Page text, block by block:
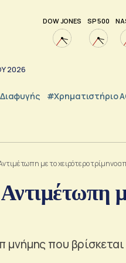
DOW JONES SP 500
2026
#Χρηματιστήριο
με το χειρότερο τρίμηνο
μνήμης που